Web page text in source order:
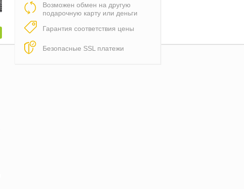
Возможен обмен на другую
подарочную карту или деньги
Гарантия соответствия цены
Безопасные SSL платежи